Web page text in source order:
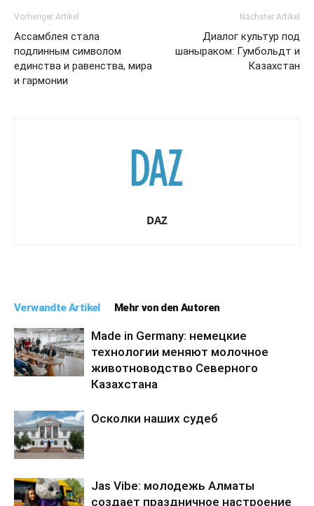
Vorheriger Artikel
Ассамблея стала
подлинным символом
единства и равенства, мира
и гармонии
Nächster Artikel
Диалог культур под
шаныраком: Гумбольдт и
Казахстан
DAZ
Verwandte Artikel Mehr von den Autoren
Made in Germany: немецкие
технологии меняют молочное
животноводство Северного
Казахстана
Осколки наших судеб
Jas Vibe: молодежь Алматы
создает праздничное настроение